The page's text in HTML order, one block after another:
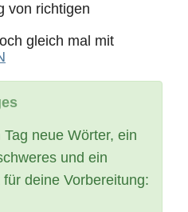
von richtigen
gleich mal mit
neue Wörter, ein
und ein
deine Vorbereitung: